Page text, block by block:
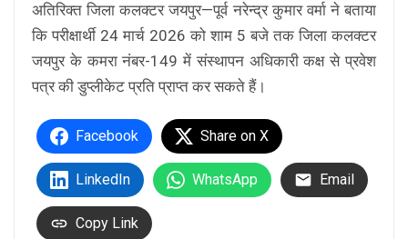
अतिरिक्त जिला कलक्टर जयपुर—पूर्व नरेन्द्र कुमार वर्मा ने बताया
कि परीक्षार्थी 24 मार्च 2026 को शाम 5 बजे तक जिला कलक्टर
जयपुर के कमरा नंबर-149 में संस्थापन अधिकारी कक्ष से प्रवेश
पत्र की डुप्लीकेट प्रति प्राप्त कर सकते हैं।
Facebook Share on X
LinkedIn WhatsApp Email
Copy Link